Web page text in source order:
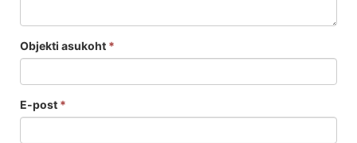
Objekti asukoht *
E-post *